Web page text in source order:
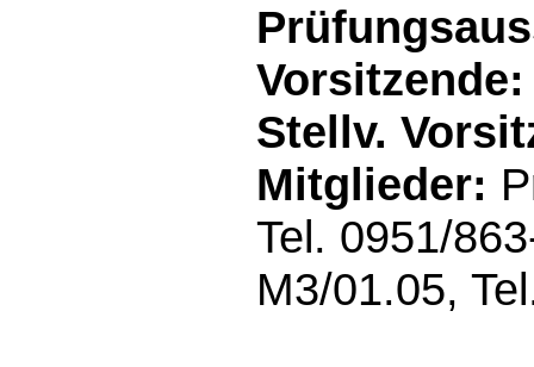
Vorsitzende:
Stellv.
Mitglieder:
Tel. 0951/
M3/01.05,